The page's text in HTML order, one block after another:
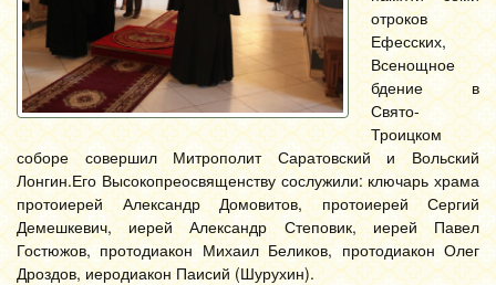
отроков
Ефесских,
Всенощное
бдение в
Свято-
Троицком
соборе совершил Митрополит Саратовский и Вольский
Лонгин.Его Высокопреосвященству сослужили: ключарь храма
протоиерей Александр Домовитов, протоиерей Сергий
Демешкевич, иерей Александр Степовик, иерей Павел
Гостюжов, протодиакон Михаил Беликов, протодиакон Олег
Дроздов, иеродиакон Паисий (Шурухин).